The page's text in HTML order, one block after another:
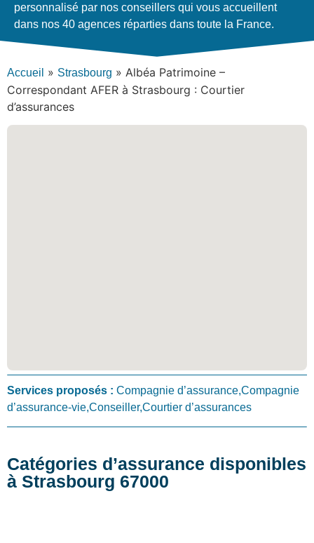
personnalisé par nos conseillers qui vous accueillent
dans nos 40 agences réparties dans toute la France.
Accueil » Strasbourg » Albéa Patrimoine –
Correspondant AFER à Strasbourg : Courtier
d’assurances
Services proposés : Compagnie d’assurance,Compagnie
d’assurance-vie,Conseiller,Courtier d’assurances
Catégories d’assurance disponibles
à Strasbourg 67000